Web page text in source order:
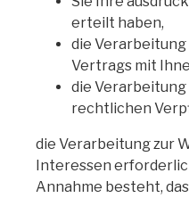
erteilt haben,
die
Vertrags mit
die
rechtlichen
die Verarbeitung zur
Interessen
Annahme besteht,